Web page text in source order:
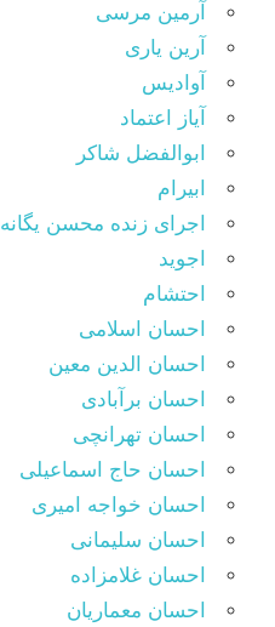
آرمین مرسی
آرین یاری
آوادیس
آیاز اعتماد
ابوالفضل شاکر
ابیرام
اجرای زنده محسن یگانه
اجوید
احتشام
احسان اسلامی
احسان الدین معین
احسان برآبادی
احسان تهرانچی
احسان حاج اسماعیلی
احسان خواجه امیری
احسان سلیمانی
احسان غلامزاده
احسان معماریان